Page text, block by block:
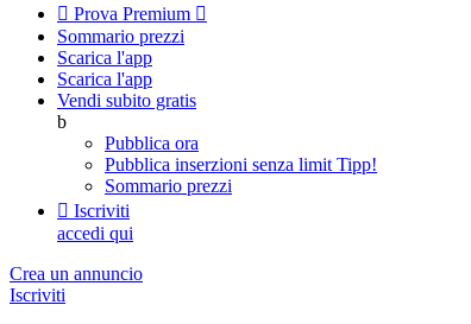
 Prova Premium 
Sommario prezzi
Scarica l'app
Scarica l'app
Vendi subito gratis
b
Pubblica ora
Pubblica inserzioni senza limit Tipp!
Sommario prezzi
 Iscriviti
accedi qui
Crea un annuncio
Iscriviti